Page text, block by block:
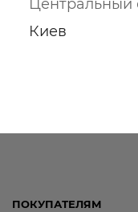
Центральный
Киев
ПОКУПАТЕЛЯМ